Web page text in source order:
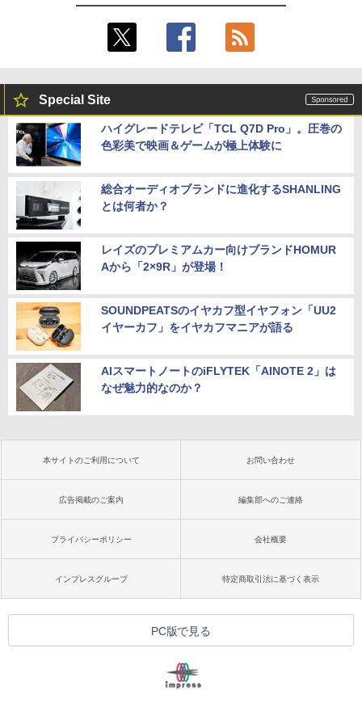
Special Site
ハイグレードテレビ「TCL Q7D Pro」。圧巻の
色彩美で映画＆ゲームが極上体験に
総合オーディオブランドに進化するSHANLING
とは何者か？
レイズのプレミアムカー向けブランドHOMUR
Aから「2×9R」が登場！
SOUNDPEATSのイヤカフ型イヤフォン「UU2
イヤーカフ」をイヤカフマニアが語る
AIスマートノートのiFLYTEK「AINOTE 2」は
なぜ魅力的なのか？
本サイトのご利用について お問い合わせ
広告掲載のご案内 編集部へのご連絡
プライバシーポリシー 会社概要
インプレスグループ 特定商取引法に基づく表示
PC版で見る